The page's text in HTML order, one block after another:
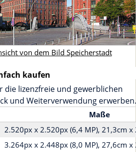
von dem Bild Speicherstadt
kaufen
die lizenzfreie und gewerblichen
und Weiterverwendung erwerben.
Maße
2.520px x 2.520px (6,4 MP), 21,3cm x
3.264px x 2.448px (8,0 MP), 27,6cm x